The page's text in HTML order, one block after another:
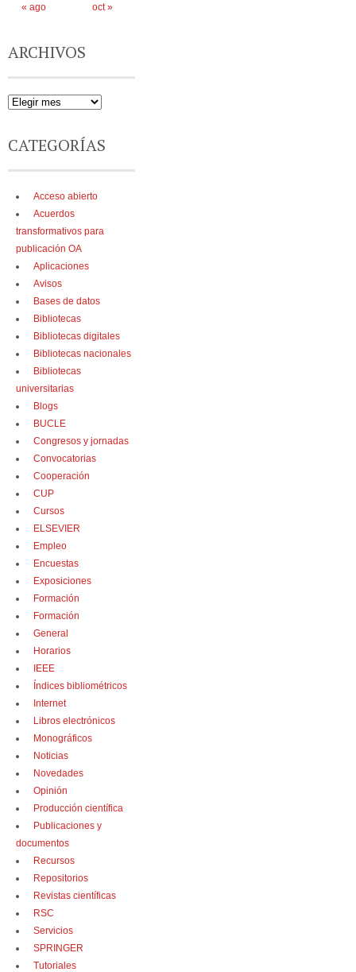
« ago oct »
ARCHIVOS
CATEGORÍAS
Acceso abierto
Acuerdos
transformativos para
publicación OA
Aplicaciones
Avisos
Bases de datos
Bibliotecas
Bibliotecas digitales
Bibliotecas nacionales
Bibliotecas
universitarias
Blogs
BUCLE
Congresos y jornadas
Convocatorias
Cooperación
CUP
Cursos
ELSEVIER
Empleo
Encuestas
Exposiciones
Formación
Formación
General
Horarios
IEEE
Índices bibliométricos
Internet
Libros electrónicos
Monográficos
Noticias
Novedades
Opinión
Producción científica
Publicaciones y
documentos
Recursos
Repositorios
Revistas científicas
RSC
Servicios
SPRINGER
Tutoriales